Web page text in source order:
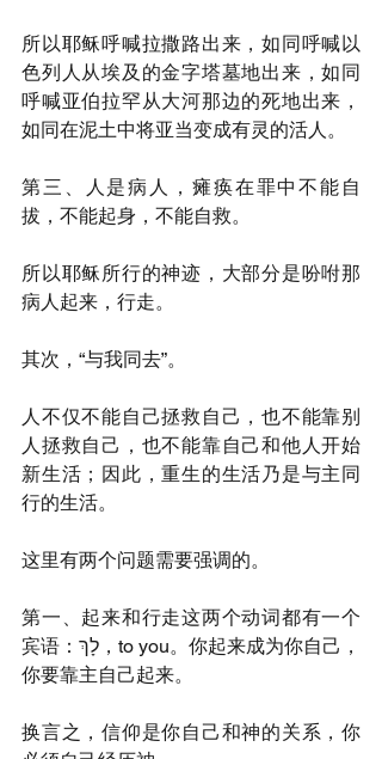
所以耶稣呼喊拉撒路出来，如同呼喊以
色列人从埃及的金字塔墓地出来，如同
呼喊亚伯拉罕从大河那边的死地出来，
如同在泥土中将亚当变成有灵的活人。
第三、人是病人，瘫痪在罪中不能自
拔，不能起身，不能自救。
所以耶稣所行的神迹，大部分是吩咐那
病人起来，行走。
其次，“与我同去”。
人不仅不能自己拯救自己，也不能靠别
人拯救自己，也不能靠自己和他人开始
新生活；因此，重生的生活乃是与主同
行的生活。
这里有两个问题需要强调的。
第一、起来和行走这两个动词都有一个
宾语：לָךְ，to you。你起来成为你自己，
你要靠主自己起来。
换言之，信仰是你自己和神的关系，你